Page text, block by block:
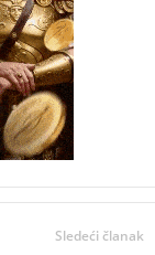
Sledeći članak